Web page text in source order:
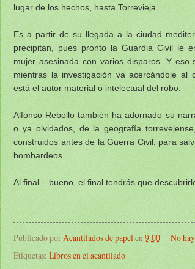
lugar de los hechos, hasta Torrevieja.
Es a partir de su llegada a la ciudad
precipitan, pues pronto la Guardia Civil le
mujer asesinada con varios disparos. Y
mientras la investigación va acercándole al
está el autor material o intelectual del robo.
Alfonso Rebollo también ha adornado su
o ya olvidados, de la geografía
construidos antes de la Guerra Civil, para
bombardeos.
Al final... bueno, el final tendrás que
Publicado porAcantilados de papelen9:00
No
Etiquetas: Libros en el acantilado